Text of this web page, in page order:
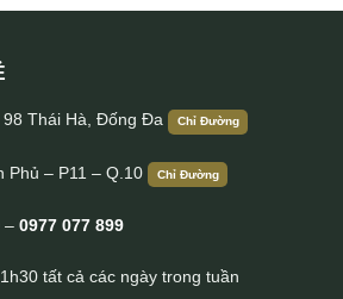
thời trang cao cấp BLN23
98 Thái Hà, Đống Đa Chỉ Đường
Phủ – P11 – Q.10 Chỉ Đường
– 0977 077 899
tất cả các ngày trong tuần